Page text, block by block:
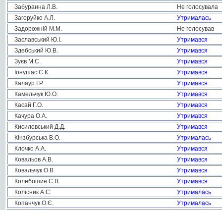
Забуранна Л.В.
Не голосувала
Загоруйко А.Л.
Утрималась
Задорожній М.М.
Не голосував
Заславський Ю.І.
Утримався
Здебський Ю.В.
Утримався
Зуєв М.С.
Утримався
Іонушас С.К.
Утримався
Калаур І.Р.
Утримався
Камельчук Ю.О.
Утримався
Касай Г.О.
Утримався
Качура О.А.
Утримався
Кисилевський Д.Д.
Утримався
Кінзбурська В.О.
Утрималась
Клочко А.А.
Утримався
Ковальов А.В.
Утримався
Ковальчук О.В.
Утримався
Колебошин С.В.
Утримався
Колісник А.С.
Утрималась
Копанчук О.Є.
Утрималась